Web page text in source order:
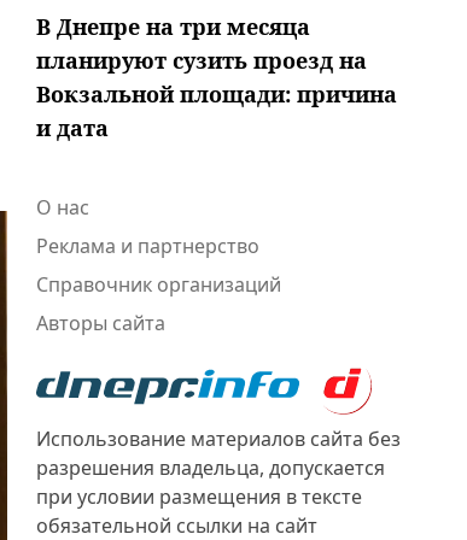
В Днепре на три месяца
планируют сузить проезд на
Вокзальной площади: причина
и дата
О нас
Реклама и партнерство
Справочник организаций
Авторы сайта
Использование материалов сайта без
разрешения владельца, допускается
при условии размещения в тексте
обязательной ссылки на сайт